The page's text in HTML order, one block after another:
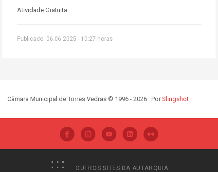
Atividade Gratuita
Publicado: 06.06.2025 - 10:27 horas
Câmara Municipal de Torres Vedras © 1996 - 2026 · PorSlingshot
OUTROS SITES DA AUTARQUIA